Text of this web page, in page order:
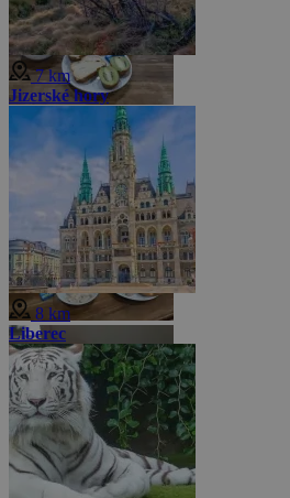
7 km
Jizerské hory
8 km
Liberec